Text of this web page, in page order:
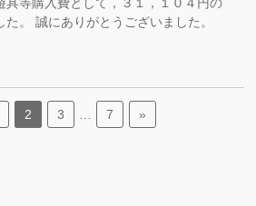
。 誠にありがとうございました。
2 3 7 »